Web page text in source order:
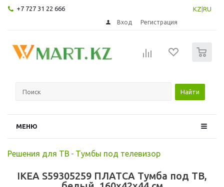
+7 727 31 22 666 KZ RU
Вход Регистрация
Найти
МЕНЮ
Решения для ТВ - Тумбы под телевизор
IKEA S59305259 ПЛАТСА Тумба под ТВ,